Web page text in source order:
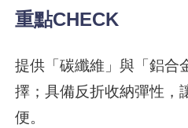
重點CHECK
提供「碳纖維」與「鋁合
擇；具備反折收納彈性，
便。